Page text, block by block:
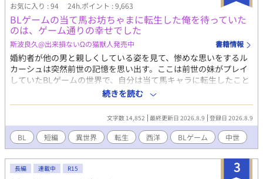
お気に入り : 94 24h.ポイント : 9,663
BLゲームの当て馬お坊ちゃまに転生した俺を待っていた
のは、ゲーム通りの幸せでした
斯波良久@出来損ないΩの猫獣人発売中 書籍情報
婚約者が他の男と親しくしている姿を見て、惨めな思いをするル
カーシュは突然前世の記憶を思い出す。ここは前世の妹がプレイ
していたBLゲームの世界で、自分は当て馬キャラに転生したこと
に気付いた。突然のことで戸惑いつつも、「BLゲームシナリオ通
りなら悩んでも怒っても仕方なくね？」「横から掻っ攫われるの
はムカつくけど、キープ扱いされてまでイーサンにこだわる理由
ってないんだよね」と思い始めるようになり……。
続きを読む
文字数 14,852 最終更新日 2026.8.9 登録日 2026.8.9
BL 短編 異世界 転生 西洋 BLゲーム 中世
3
長編 連載中 R15